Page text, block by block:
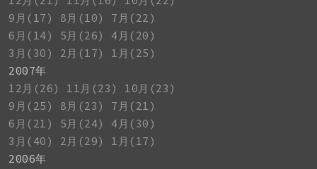
9月(17)
8月(10)
7月(22)
6月(14)
5月(26)
4月(20)
3月(30)
2月(17)
1月(25)
2007年
12月(26)
11月(23)
10月(23)
9月(25)
8月(23)
7月(21)
6月(21)
5月(24)
4月(30)
3月(40)
2月(29)
1月(17)
2006年